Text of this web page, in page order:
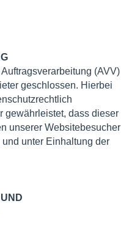
(AVV)
geschlossen. Hierbei
gewährleistet, dass dieser
unserer Websitebesucher
unter Einhaltung der